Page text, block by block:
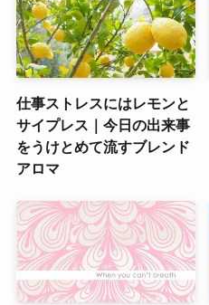
仕事ストレスにはレモンと
サイプレス｜今日の出来事
をうけとめて流すブレンド
アロマ